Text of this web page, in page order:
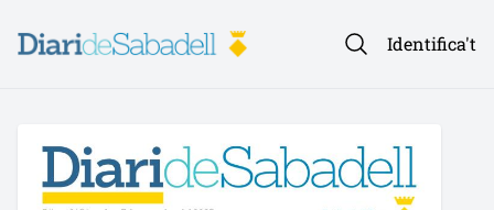
Identifica't